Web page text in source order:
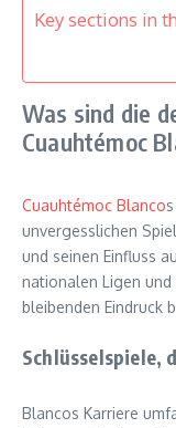
Key sections in
Was sind die
Cuauhtémoc
Cuauhtémoc Blanco
unvergesslichen
und seinen Einfluss
nationalen Ligen und
bleibenden Eindruck
Schlüsselspiele,
Blancos Karriere